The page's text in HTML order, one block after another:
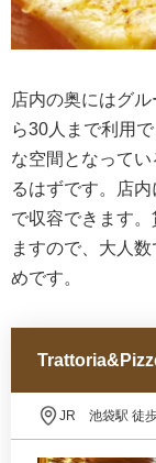
店内の奥にはグ
ら30人まで利用
な空間となって
るはずです。店
で収容できます
ますので、大人
めです。
JR 池袋駅 徒